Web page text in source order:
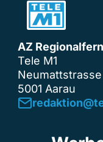
AZ
Tele M1
Neumattstrasse
5001 Aarau